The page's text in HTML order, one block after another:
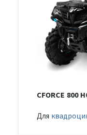
CFORCE 800
Для